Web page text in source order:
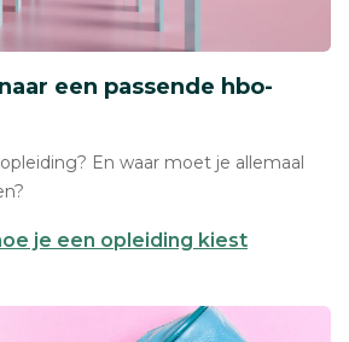
een passende hbo-
En waar moet je allemaal
je een opleiding kiest